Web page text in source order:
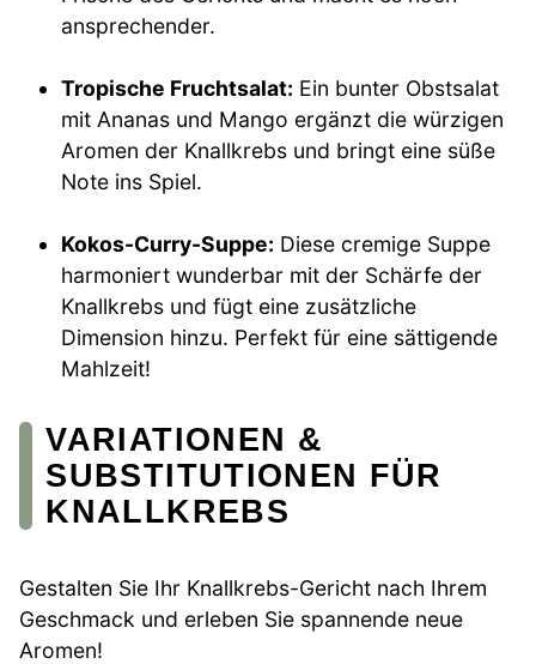
ansprechender.
Tropische Fruchtsalat: Ein bunter Obstsalat
mit Ananas und Mango ergänzt die würzigen
Aromen der Knallkrebs und bringt eine süße
Note ins Spiel.
Kokos-Curry-Suppe: Diese cremige Suppe
harmoniert wunderbar mit der Schärfe der
Knallkrebs und fügt eine zusätzliche
Dimension hinzu. Perfekt für eine sättigende
Mahlzeit!
VARIATIONEN &
SUBSTITUTIONEN FÜR
KNALLKREBS
Gestalten Sie Ihr Knallkrebs-Gericht nach Ihrem
Geschmack und erleben Sie spannende neue
Aromen!